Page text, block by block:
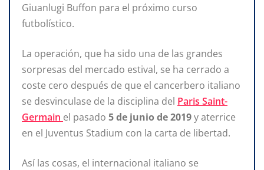
Giuanlugi Buffon para el próximo curso
futbolístico.
La operación, que ha sido una de las grandes
sorpresas del mercado estival, se ha cerrado a
coste cero después de que el cancerbero italiano
se desvinculase de la disciplina del Paris Saint-
Germain el pasado 5 de junio de 2019y aterrice
en el Juventus Stadium con la carta de libertad.
Así las cosas, el internacional italiano se